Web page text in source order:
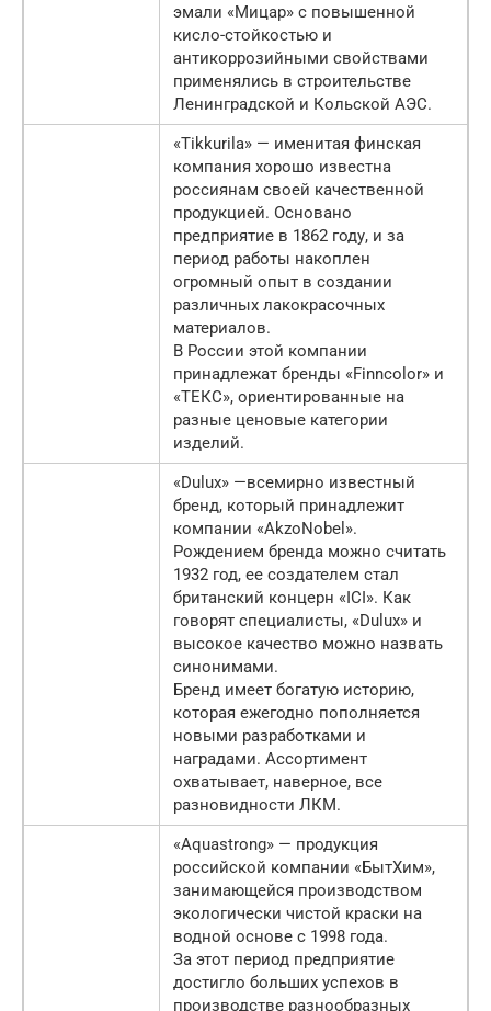
эмали «Мицар» с повышенной
кисло-стойкостью и
антикоррозийными свойствами
применялись в строительстве
Ленинградской и Кольской АЭС.
«Tikkurila» — именитая финская
компания хорошо известна
россиянам своей качественной
продукцией. Основано
предприятие в 1862 году, и за
период работы накоплен
огромный опыт в создании
различных лакокрасочных
материалов.
В России этой компании
принадлежат бренды «Finncolor» и
«ТЕКС», ориентированные на
разные ценовые категории
изделий.
«Dulux» —всемирно известный
бренд, который принадлежит
компании «AkzoNobel».
Рождением бренда можно считать
1932 год, ее создателем стал
британский концерн «ICI». Как
говорят специалисты, «Dulux» и
высокое качество можно назвать
синонимами.
Бренд имеет богатую историю,
которая ежегодно пополняется
новыми разработками и
наградами. Ассортимент
охватывает, наверное, все
разновидности ЛКМ.
«Aquastrong» — продукция
российской компании «БытХим»,
занимающейся производством
экологически чистой краски на
водной основе с 1998 года.
За этот период предприятие
достигло больших успехов в
производстве разнообразных